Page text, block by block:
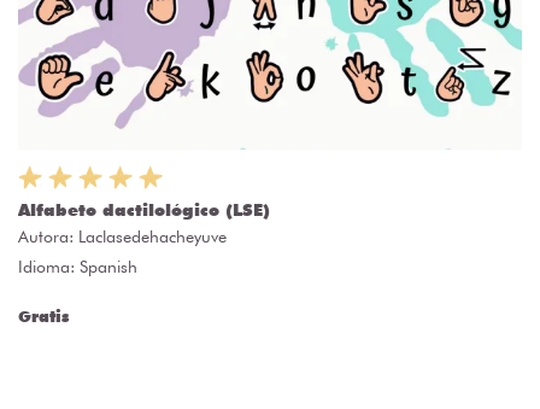
Alfabeto dactilológico (LSE)
Autora: Laclasedehacheyuve
Idioma: Spanish
Gratis